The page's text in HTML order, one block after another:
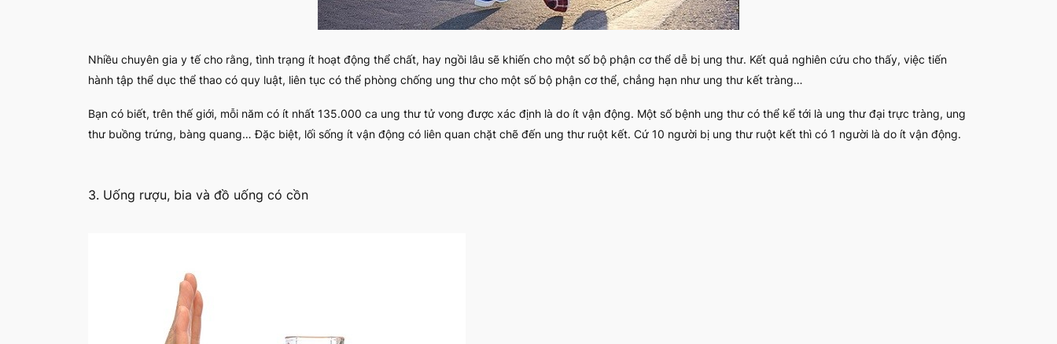
Nhiều chuyên gia y tế cho rằng, tình trạng ít hoạt động thể chất, hay ngồi lâu sẽ khiến cho một số bộ phận cơ thể dễ bị ung thư. Kết quả nghiên cứu cho thấy, việc tiến
hành tập thể dục thể thao có quy luật, liên tục có thể phòng chống ung thư cho một số bộ phận cơ thể, chẳng hạn như ung thư kết tràng…
Bạn có biết, trên thế giới, mỗi năm có ít nhất 135.000 ca ung thư tử vong được xác định là do ít vận động. Một số bệnh ung thư có thể kể tới là ung thư đại trực tràng, ung
thư buồng trứng, bàng quang… Đặc biệt, lối sống ít vận động có liên quan chặt chẽ đến ung thư ruột kết. Cứ 10 người bị ung thư ruột kết thì có 1 người là do ít vận động.
3. Uống rượu, bia và đồ uống có cồn